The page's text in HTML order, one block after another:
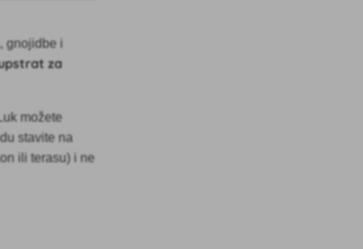
gnojidbe i
za
možete
stavite na
ili terasu) i ne